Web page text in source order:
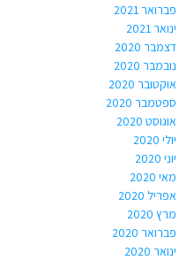
פברואר 2021
ינואר 2021
דצמבר 2020
נובמבר 2020
אוקטובר 2020
ספטמבר 2020
אוגוסט 2020
יולי 2020
יוני 2020
מאי 2020
אפריל 2020
מרץ 2020
פברואר 2020
ינואר 2020